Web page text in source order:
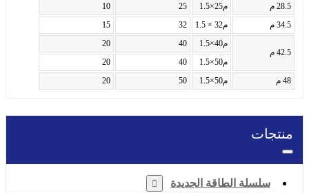
28.5 م
م25×1.5 25
10
34.5 م
م32 × 1.5 32
15
42.5 م
م40×1.5 40
20
م50×1.5
40
20
48 م
م50×1.5 50
20
منتجات
سلسلة الطاقة الجديدة